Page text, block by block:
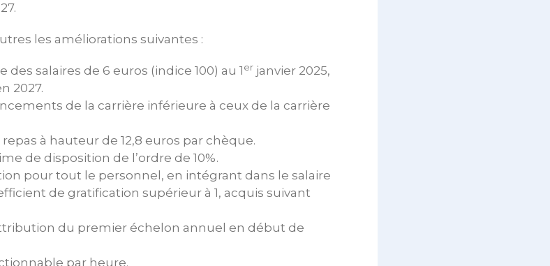
les améliorations suivantes :
salaires de 6 euros (indice 100) au 1 er janvier 2025,
2027.
de la carrière inférieure à ceux de la carrière
à hauteur de 12,8 euros par chèque.
de disposition de l’ordre de 10%.
pour tout le personnel, en intégrant dans le salaire
de gratification supérieur à 1, acquis suivant
du premier échelon annuel en début de
par heure.